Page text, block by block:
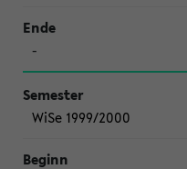
-
WiSe 1999/2000